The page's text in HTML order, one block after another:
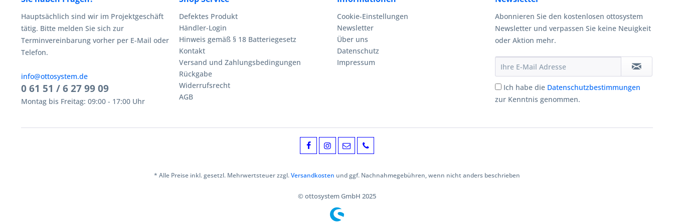
Hauptsächlich sind wir im Projektgeschäft
tätig. Bitte melden Sie sich zur
Terminvereinbarung vorher per E-Mail oder
Telefon.
info@ottosystem.de
0 61 51 / 6 27 99 09
Montag bis Freitag: 09:00 - 17:00 Uhr
Defektes Produkt
Händler-Login
Hinweis gemäß § 18 Batteriegesetz
Kontakt
Versand und Zahlungsbedingungen
Rückgabe
Widerrufsrecht
AGB
Cookie-Einstellungen
Newsletter
Über uns
Datenschutz
Impressum
Abonnieren Sie den kostenlosen ottosystem
Newsletter und verpassen Sie keine Neuigkeit
oder Aktion mehr.
Ich habe die Datenschutzbestimmungen
zur Kenntnis genommen.
* Alle Preise inkl. gesetzl. Mehrwertsteuer zzgl.Versandkosten und ggf. Nachnahmegebühren, wenn nicht anders beschrieben
© ottosystem GmbH 2025